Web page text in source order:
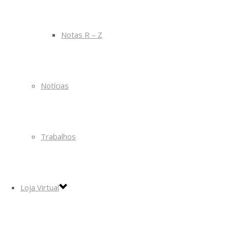
Notas R – Z
Notícias
Trabalhos
Loja Virtual